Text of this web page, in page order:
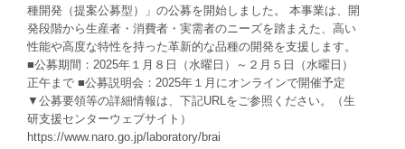
種開発（提案公募型）」の公募を開始しました。 本事業は、開
発段階から生産者・消費者・実需者のニーズを踏まえた、高い
性能や高度な特性を持った革新的な品種の開発を支援します。
■公募期間：2025年１月８日（水曜日）～２月５日（水曜日）
正午まで ■公募説明会：2025年１月にオンラインで開催予定
▼公募要領等の詳細情報は、下記URLをご参照ください。（生
研支援センターウェブサイト）
https://www.naro.go.jp/laboratory/brai